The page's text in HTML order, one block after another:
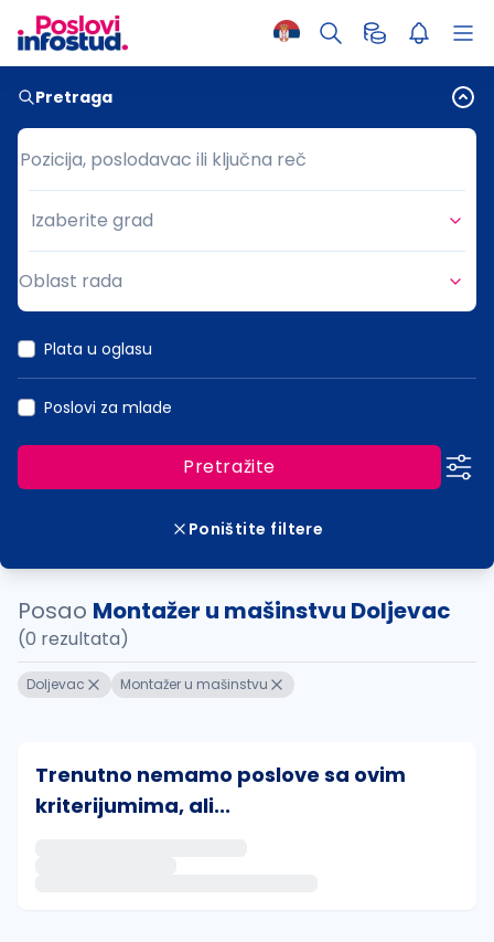
Pretraga
Pozicija, poslodavac ili ključna reč
Pozicija, poslodavac ili ključna reč
Grad
Izaberite grad
Oblast rada
Plata u oglasu
Poslovi za mlade
Pretražite
Poništite filtere
Posao Montažer u mašinstvu Doljevac
(0 rezultata)
Doljevac Montažer u mašinstvu
Trenutno nemamo poslove sa ovim
kriterijumima, ali...